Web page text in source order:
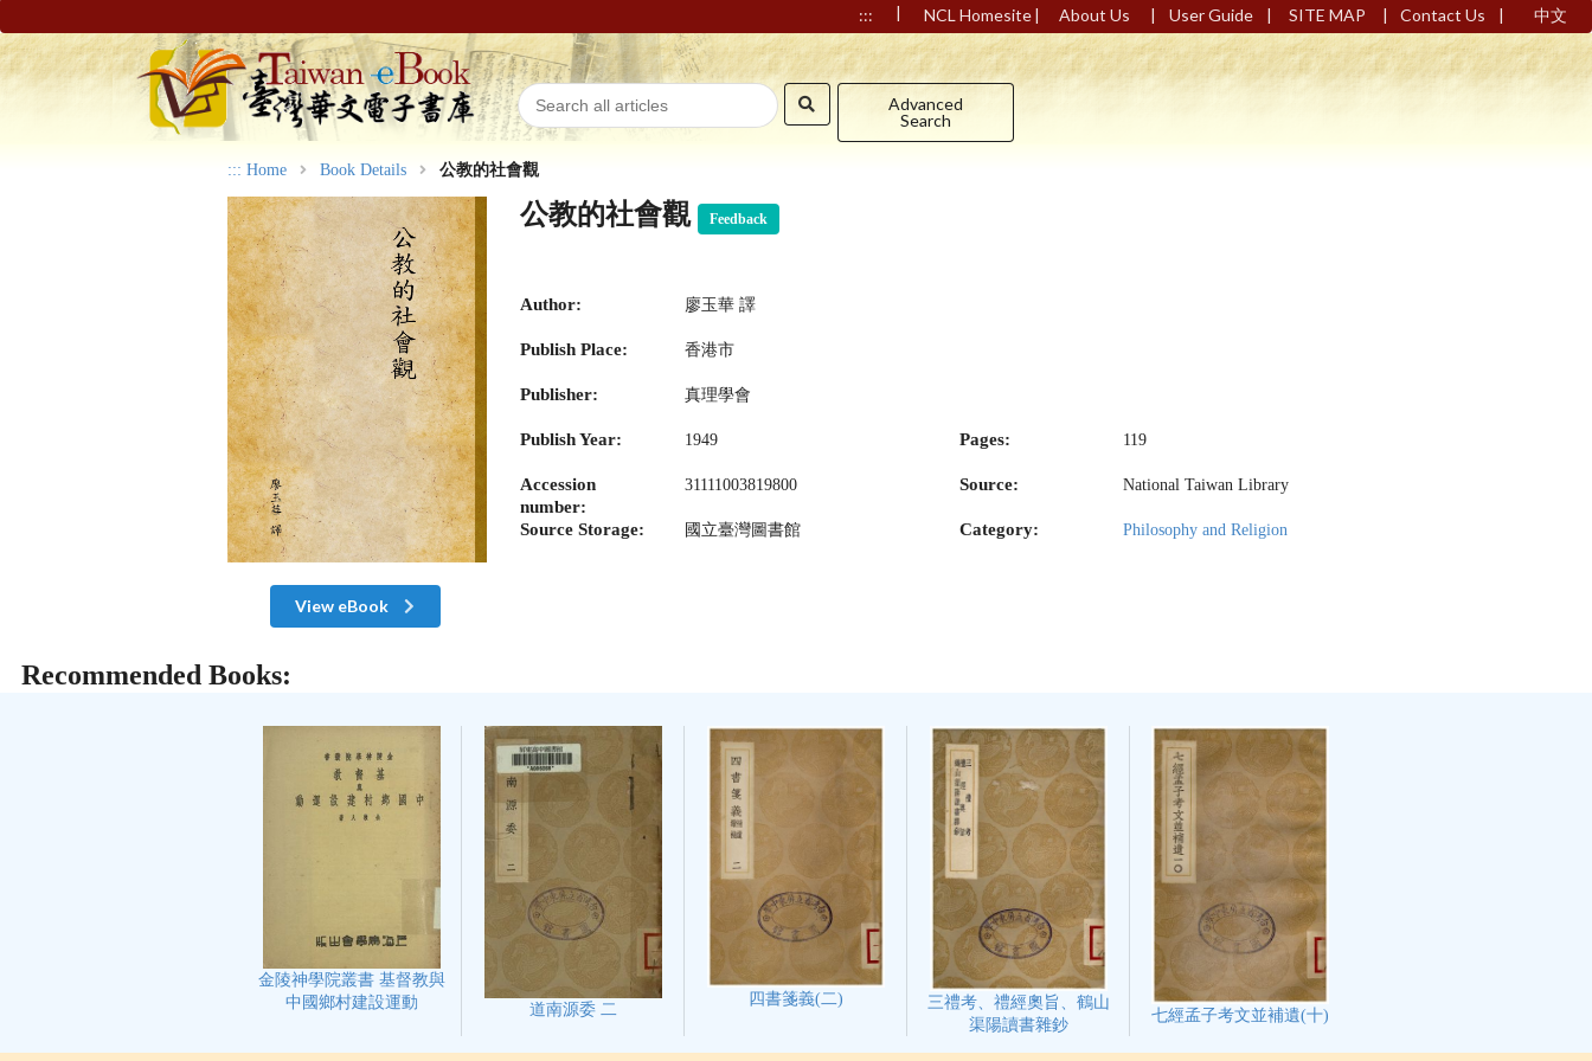
::: | NCL Homesite| About Us | User Guide | SITE MAP | Contact Us | 中文
Advanced
Search
::: Home Book Details 公教的社會觀
View eBook
公教的社會觀 Feedback
Author: 廖玉華 譯
Publish Place: 香港市
Publisher: 真理學會
Publish Year: 1949 Pages: 119
Accession
number:
31111003819800 Source: National Taiwan Library
Source Storage: 國立臺灣圖書館 Category: Philosophy and Religion
Recommended Books:
金陵神學院叢書 基督教與
中國鄉村建設運動
道南源委 二
四書箋義(二)
三禮考、禮經奧旨、鶴山
渠陽讀書雜鈔
七經孟子考文並補遺(十)